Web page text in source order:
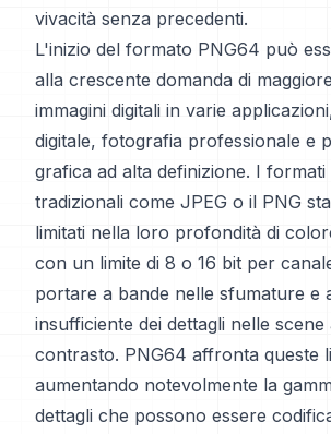
vivacità senza precedenti.
L'inizio del formato PNG64 può
alla crescente domanda di
immagini digitali in varie
digitale, fotografia professionale e
grafica ad alta definizione. I formati
tradizionali come JPEG o il PNG
limitati nella loro profondità di
con un limite di 8 o 16 bit per
portare a bande nelle sfumature e
insufficiente dei dettagli nelle scene
contrasto. PNG64 affronta queste
aumentando notevolmente la
dettagli che possono essere